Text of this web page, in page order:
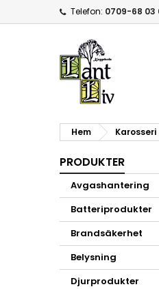
Telefon: 0709-68 03
Hem Karosseri
PRODUKTER
Avgashantering
Batteriprodukter
Brandsäkerhet
Belysning
Djurprodukter